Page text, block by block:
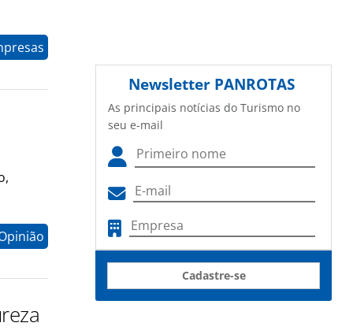
Newsletter PANROTAS
As principais notícias do Turismo no
seu e-mail
Cadastre-se